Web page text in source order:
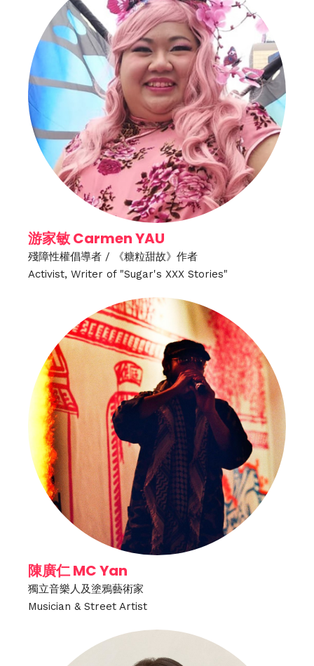
游家敏 Carmen YAU
殘障性權倡導者 / 《糖粒甜故》作者
Activist, Writer of "Sugar's XXX Stories"
陳廣仁 MC Yan
獨立音樂人及塗鴉藝術家
Musician & Street Artist